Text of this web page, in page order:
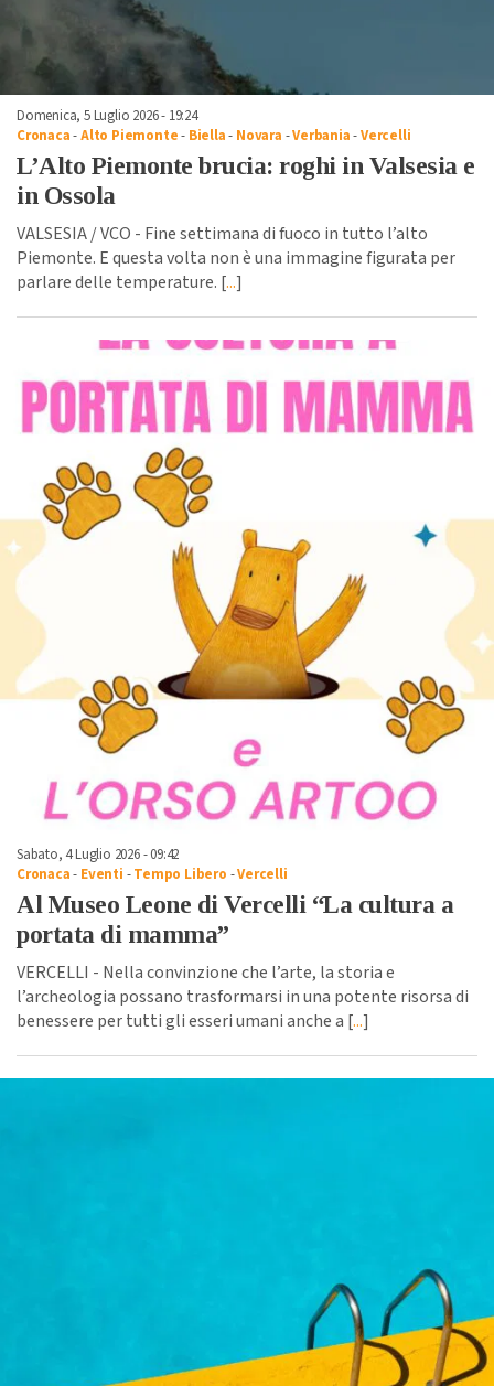
Domenica, 5 Luglio 2026 - 19:24
Cronaca-Alto Piemonte- Biella- Novara -Verbania-Vercelli
L’Alto Piemonte brucia: roghi in Valsesia e
in Ossola
VALSESIA / VCO - Fine settimana di fuoco in tutto l’alto
Piemonte. E questa volta non è una immagine figurata per
parlare delle temperature. [...]
Sabato, 4 Luglio 2026 - 09:42
Cronaca- Eventi -Tempo Libero -Vercelli
Al Museo Leone di Vercelli “La cultura a
portata di mamma”
VERCELLI - Nella convinzione che l’arte, la storia e
l’archeologia possano trasformarsi in una potente risorsa di
benessere per tutti gli esseri umani anche a [...]